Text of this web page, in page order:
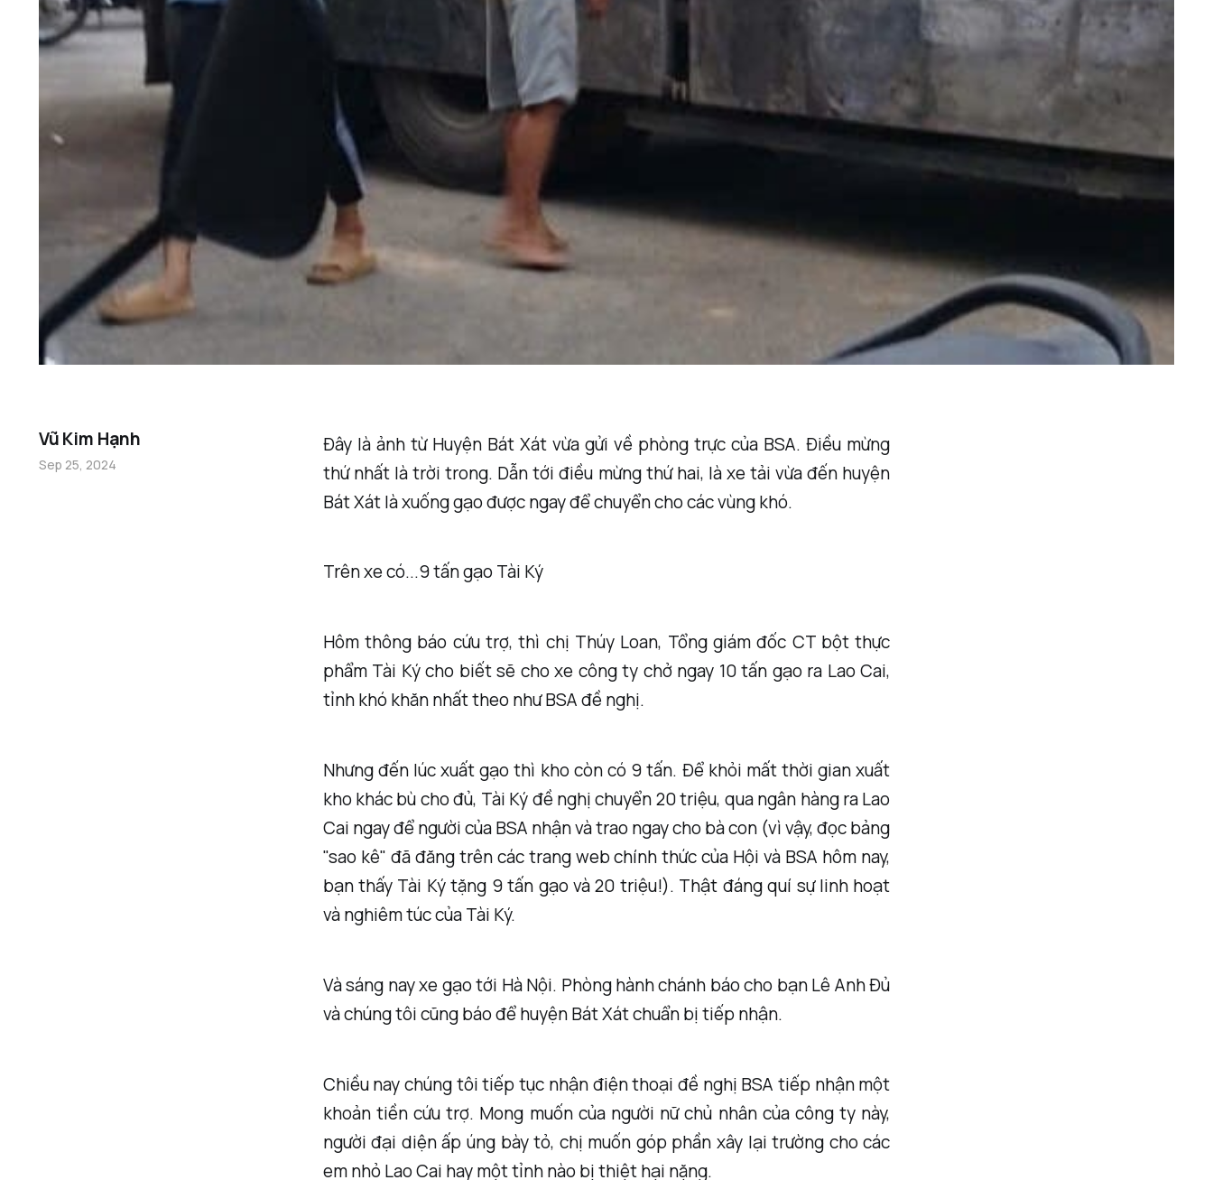
Đây là ảnh từ Huyện Bát Xát vừa gửi về phòng trực của BSA. Điều mừng
thứ nhất là trời trong. Dẫn tới điều mừng thứ hai, là xe tải vừa đến huyện
Bát Xát là xuống gạo được ngay để chuyển cho các vùng khó.
Trên xe có...9 tấn gạo Tài Ký
Hôm thông báo cứu trợ, thì chị Thúy Loan, Tổng giám đốc CT bột thực
phẩm Tài Ký cho biết sẽ cho xe công ty chở ngay 10 tấn gạo ra Lao Cai,
tỉnh khó khăn nhất theo như BSA đề nghị.
Nhưng đến lúc xuất gạo thì kho còn có 9 tấn. Để khỏi mất thời gian xuất
kho khác bù cho đủ, Tài Ký đề nghị chuyển 20 triệu, qua ngân hàng ra Lao
Cai ngay để người của BSA nhận và trao ngay cho bà con (vì vậy, đọc bảng
"sao kê" đã đăng trên các trang web chính thức của Hội và BSA hôm nay,
bạn thấy Tài Ký tặng 9 tấn gạo và 20 triệu!). Thật đáng quí sự linh hoạt
và nghiêm túc của Tài Ký.
Và sáng nay xe gạo tới Hà Nội. Phòng hành chánh báo cho bạn Lê Anh Đủ
và chúng tôi cũng báo để huyện Bát Xát chuẩn bị tiếp nhận.
Chiều nay chúng tôi tiếp tục nhận điện thoại đề nghị BSA tiếp nhận một
khoản tiền cứu trợ. Mong muốn của người nữ chủ nhân của công ty này,
người đại diện ấp úng bày tỏ, chị muốn góp phần xây lại trường cho các
em nhỏ Lao Cai hay một tỉnh nào bị thiệt hại nặng.
Vũ Kim Hạnh
Sep 25, 2024